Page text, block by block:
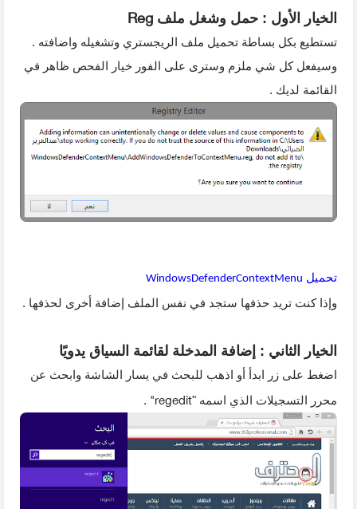
الخيار الأول : حمل وشغل ملفReg
تستطيع بكل بساطة تحميل ملف الريجستري وتشغيله واضافته .
وسيفعل كل شي ملزم وسترى على الفور خيار الفحص ظاهر في
القائمة لديك .
تحميل WindowsDefenderContextMenu
وإذا كنت تريد حذفها ستجد في نفس الملف إضافة أخرى لحذفها .
الخيار الثاني : إضافة المدخلة لقائمة السياق يدويًا
اضغط على زر ابدأ أو اذهب للبحث في يسار الشاشة وابحث عن
محرر التسجيلات الذي اسمه ""regedit
.